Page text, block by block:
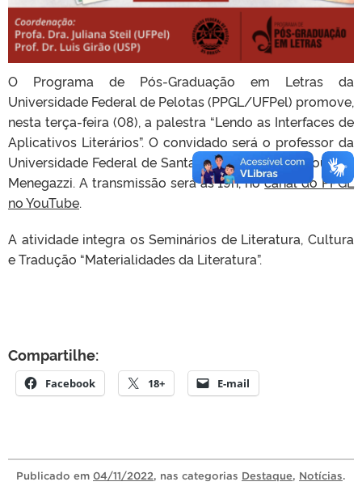
O Programa de Pós-Graduação em Letras da
Universidade Federal de Pelotas (PPGL/UFPel) promove,
nesta terça-feira (08), a palestra “Lendo as Interfaces de
Aplicativos Literários”. O convidado será o professor da
Universidade Federal de Santa Catarina (UFSC), Douglas
Menegazzi. A transmissão será às 19h, nocanal do PPGL
no YouTube.
A atividade integra os Seminários de Literatura, Cultura
e Tradução “Materialidades da Literatura”.
Compartilhe:
Facebook 18+ E-mail
Publicado em 04/11/2022, nas categorias Destaque, Notícias.